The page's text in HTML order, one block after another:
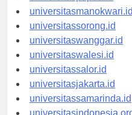
universitaspapua.id
universitasmanokwari.id
universitassorong.id
universitaswanggar.id
universitaswalesi.id
universitassalor.id
universitasjakarta.id
universitassamarinda.id